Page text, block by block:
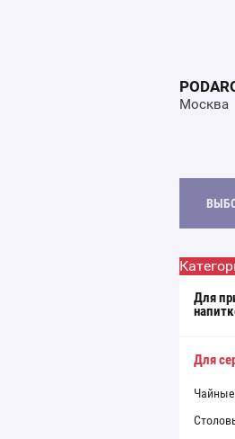
Москва
Для
Для